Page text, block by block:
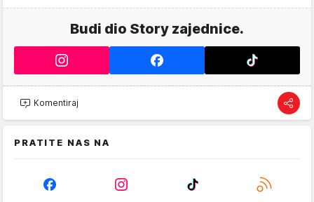
Budi dio Story zajednice.
Komentiraj
PRATITE NAS NA